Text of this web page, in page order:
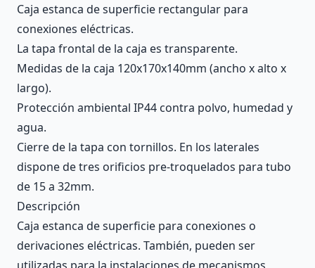
Caja estanca de superficie rectangular para
conexiones eléctricas.
La tapa frontal de la caja es transparente.
Medidas de la caja 120x170x140mm (ancho x alto x
largo).
Protección ambiental IP44 contra polvo, humedad y
agua.
Cierre de la tapa con tornillos. En los laterales
dispone de tres orificios pre-troquelados para tubo
de 15 a 32mm.
Descripción
Caja estanca de superficie para conexiones o
derivaciones eléctricas. También, pueden ser
utilizadas para la instalaciones de mecanismos